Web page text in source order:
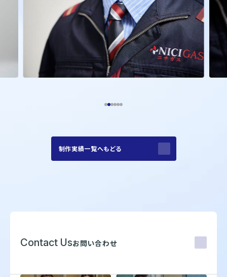
制作実績一覧へもどる
Contact Usお問い合わせ